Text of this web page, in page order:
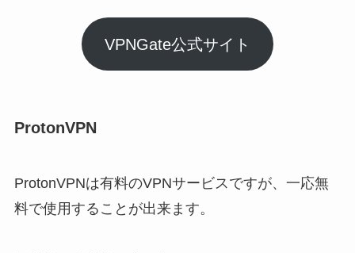
VPNGate公式サイト
ProtonVPN
ProtonVPNは有料のVPNサービスですが、一応無
料で使用することが出来ます。